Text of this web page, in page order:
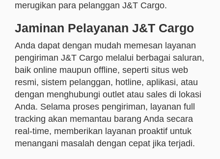
merugikan para pelanggan J&T Cargo.
Jaminan Pelayanan J&T Cargo
Anda dapat dengan mudah memesan layanan
pengiriman J&T Cargo melalui berbagai saluran,
baik online maupun offline, seperti situs web
resmi, sistem pelanggan, hotline, aplikasi, atau
dengan menghubungi outlet atau sales di lokasi
Anda. Selama proses pengiriman, layanan full
tracking akan memantau barang Anda secara
real-time, memberikan layanan proaktif untuk
menangani masalah dengan cepat jika terjadi.